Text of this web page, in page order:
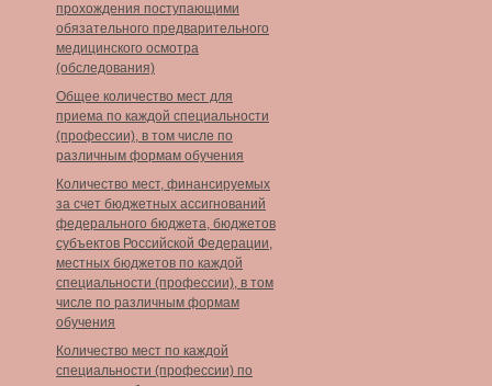
прохождения поступающими
обязательного предварительного
медицинского осмотра
(обследования)
Общее количество мест для
приема по каждой специальности
(профессии), в том числе по
различным формам обучения
Количество мест, финансируемых
за счет бюджетных ассигнований
федерального бюджета, бюджетов
субъектов Российской Федерации,
местных бюджетов по каждой
специальности (профессии), в том
числе по различным формам
обучения
Количество мест по каждой
специальности (профессии) по